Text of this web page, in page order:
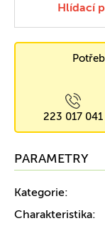
Hlídací
223 017 041
PARAMETRY
Kategorie:
Charakteristika: